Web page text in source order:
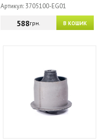
Артикул: 3705100-EG01
В КОШИК
588грн.